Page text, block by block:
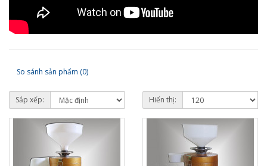
So sánh sản phẩm (0)
Sắp xếp: Hiển thị: